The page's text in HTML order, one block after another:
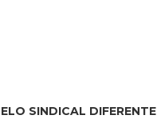
SINDICAL DIFERENTE